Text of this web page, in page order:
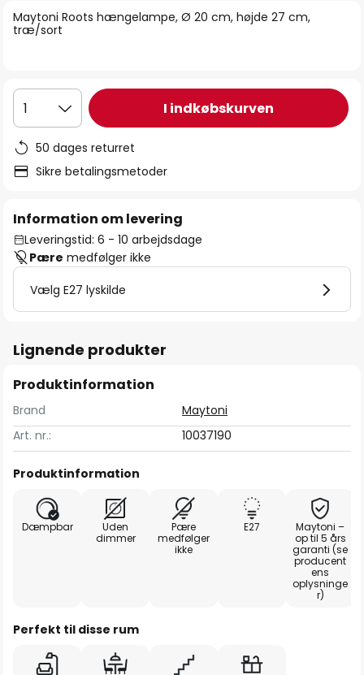
billedgalleriet
Maytoni Roots hængelampe, Ø 20 cm, højde 27 cm,
træ/sort
1 I indkøbskurven
50 dages returret
Sikre betalingsmetoder
Information om levering
Leveringstid: 6 - 10 arbejdsdage
Pære medfølger ikke
Vælg E27 lyskilde
Lignende produkter
Produktinformation
Brand
Maytoni
Art. nr.:
10037190
Produktinformation
Dæmpbar
Uden
dimmer
Pære
medfølger
ikke
E27
Maytoni –
op til 5 års
garanti (se
producent
ens
oplysninge
r)
Perfekt til disse rum